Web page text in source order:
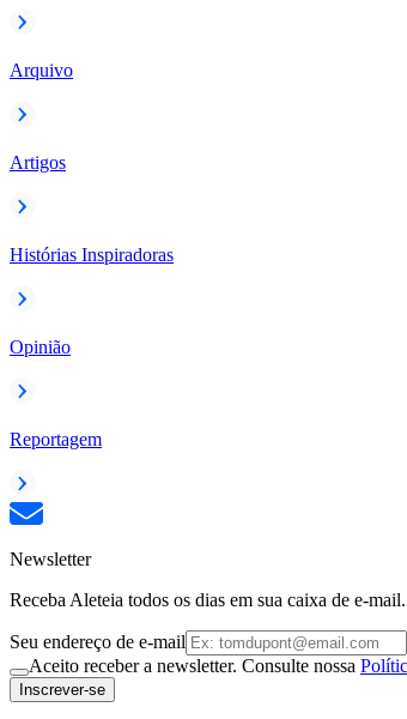
Arquivo
Artigos
Histórias Inspiradoras
Opinião
Reportagem
Newsletter
Receba Aleteia todos os dias em sua caixa de e-mail.
Seu endereço de e-mail
Aceito receber a newsletter. Consulte nossa
Inscrever-se